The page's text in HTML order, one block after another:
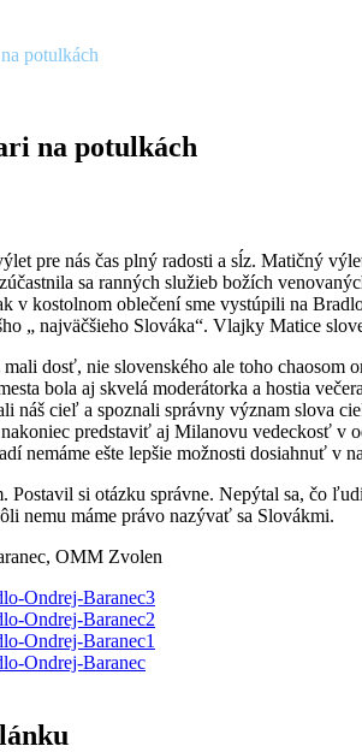
potulkách
na potulkách
pre nás čas plný radosti a sĺz. Matičný
sa ranných služieb božích
v kostolnom oblečení sme vystúpili na
„ najväčšieho Slováka“. Vlajky Matice
dosť, nie slovenského ale toho
bola aj skvelá moderátorka a hostia
náš cieľ a spoznali správny význam slova
nakoniec predstaviť aj Milanovu vedeckosť v
nemáme ešte lepšie možnosti dosiahnuť v
Postavil si otázku správne. Nepýtal sa, čo
nemu máme právo nazývať sa Slovákmi.
OMM Zvolen